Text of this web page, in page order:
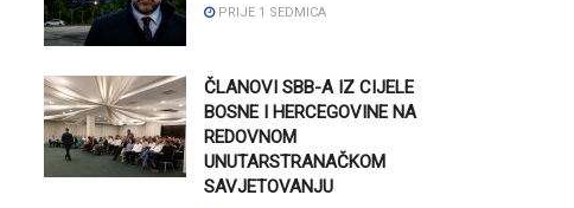
PRIJE 1 SEDMICA
ČLANOVI SBB-A IZ CIJELE
BOSNE I HERCEGOVINE NA
REDOVNOM
UNUTARSTRANAČKOM
SAVJETOVANJU